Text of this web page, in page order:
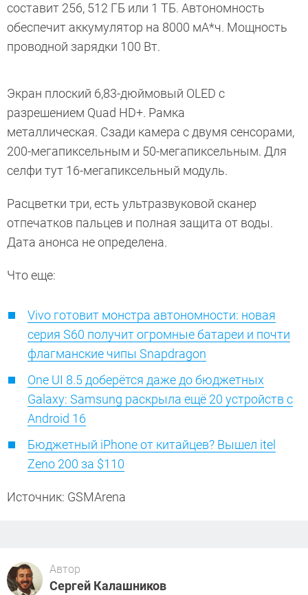
составит 256, 512 ГБ или 1 ТБ. Автономность
обеспечит аккумулятор на 8000 мА*ч. Мощность
проводной зарядки 100 Вт.
Экран плоский 6,83-дюймовый OLED с
разрешением Quad HD+. Рамка
металлическая. Сзади камера с двумя сенсорами,
200-мегапиксельным и 50-мегапиксельным. Для
селфи тут 16-мегапиксельный модуль.
Расцветки три, есть ультразвуковой сканер
отпечатков пальцев и полная защита от воды.
Дата анонса не определена.
Что еще:
Vivo готовит монстра автономности: новая
серия S60 получит огромные батареи и почти
флагманские чипы Snapdragon
One UI 8.5 доберётся даже до бюджетных
Galaxy: Samsung раскрыла ещё 20 устройств с
Android 16
Бюджетный iPhone от китайцев? Вышел itel
Zeno 200 за $110
Источник: GSMArena
Автор
Сергей Калашников